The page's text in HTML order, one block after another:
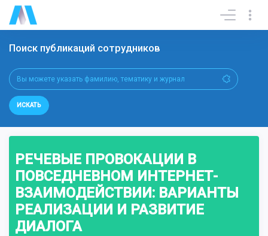
Поиск публикаций сотрудников
ИСКАТЬ
РЕЧЕВЫЕ ПРОВОКАЦИИ В
ПОВСЕДНЕВНОМ ИНТЕРНЕТ-
ВЗАИМОДЕЙСТВИИ: ВАРИАНТЫ
РЕАЛИЗАЦИИ И РАЗВИТИЕ
ДИАЛОГА